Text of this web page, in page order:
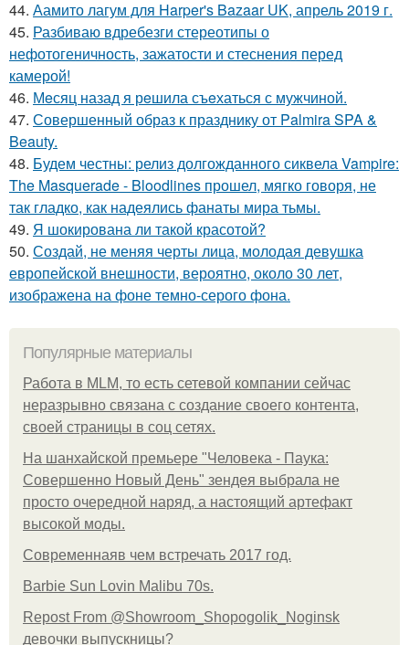
44. Аамито лагум для Harper's Bazaar UK, апрель 2019 г.
45. Разбиваю вдребезги стереотипы о
нефотогеничность, зажатости и стеснения перед
камерой!
46. Мeсяц назад я рeшила съeхаться с мужчиной.
47. Совершенный образ к празднику от Palmira SPA &
Beauty.
48. Будем честны: релиз долгожданного сиквела Vampire:
The Masquerade - Bloodlines прошел, мягко говоря, не
так гладко, как надеялись фанаты мира тьмы.
49. Я шокирована ли такой красотой?
50. Создай, не меняя черты лица, молодая девушка
европейской внешности, вероятно, около 30 лет,
изображена на фоне темно-серого фона.
Популярные материалы
Работа в MLM, то есть сетевой компании сейчас
неразрывно связана с создание своего контента,
своей страницы в соц сетях.
На шанхайской премьере "Человека - Паука:
Совершенно Новый День" зендея выбрала не
просто очередной наряд, а настоящий артефакт
высокой моды.
Современнаяв чем встречать 2017 год.
Barbie Sun Lovin Malibu 70s.
Repost From @Showroom_Shopogolik_Noginsk
девочки выпускницы?